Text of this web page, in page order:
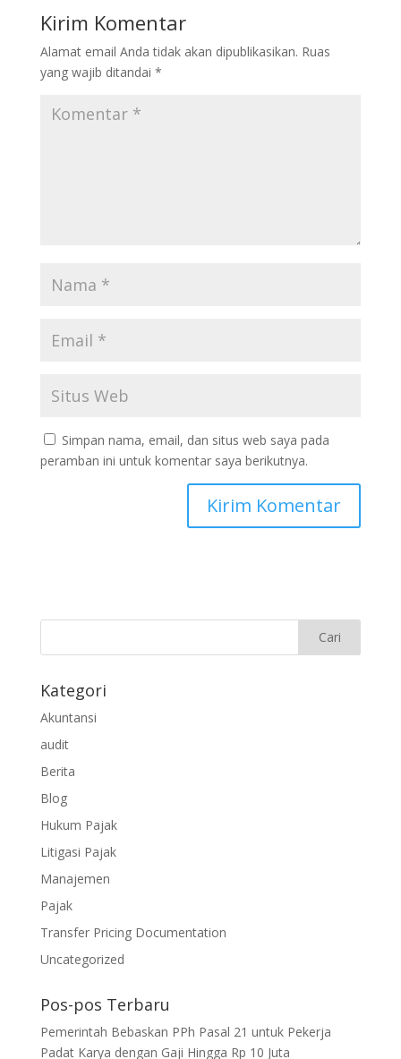
Kirim Komentar
Alamat email Anda tidak akan dipublikasikan. Ruas
yang wajib ditandai *
Simpan nama, email, dan situs web saya pada
peramban ini untuk komentar saya berikutnya.
Kategori
Akuntansi
audit
Berita
Blog
Hukum Pajak
Litigasi Pajak
Manajemen
Pajak
Transfer Pricing Documentation
Uncategorized
Pos-pos Terbaru
Pemerintah Bebaskan PPh Pasal 21 untuk Pekerja
Padat Karya dengan Gaji Hingga Rp 10 Juta